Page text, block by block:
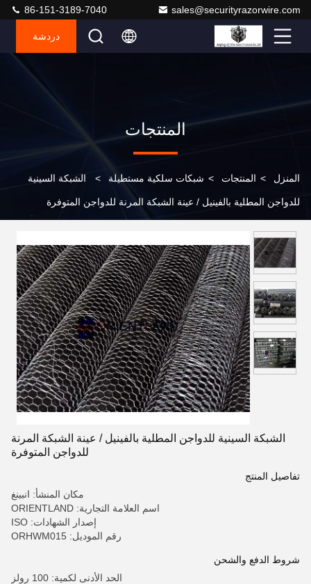
sales@securityrazorwire.com
86-151-3189-7040
دردشة
المنتجات
المنزل > المنتجات > شبكات سلكية مستطيلة > الشبكة السينية
للدواجن المطلية بالفينيل / عينة الشبكة المرنة للدواجن المتوفرة
الشبكة السينية للدواجن المطلية بالفينيل / عينة الشبكة المرنة
للدواجن المتوفرة
تفاصيل المنتج
مكان المنشأ: انبينغ
اسم العلامة التجارية: ORIENTLAND
إصدار الشهادات: ISO
رقم الموديل: ORHWM015
شروط الدفع والشحن
الحد الأدنى لكمية: 100 رولز